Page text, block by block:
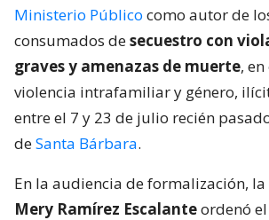
Ministerio Público como autor de
consumados desecuestro con
graves y amenazas de muerte,
violencia intrafamiliar y género,
entre el 7 y 23 de julio recién
deSanta Bárbara.
En la audiencia de formalización,
Mery Ramírez Escalanteordenó